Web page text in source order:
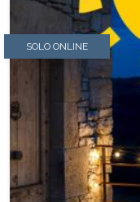
SOLO ONLINE